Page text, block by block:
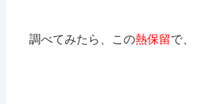
調べてみたら、この熱保留で、